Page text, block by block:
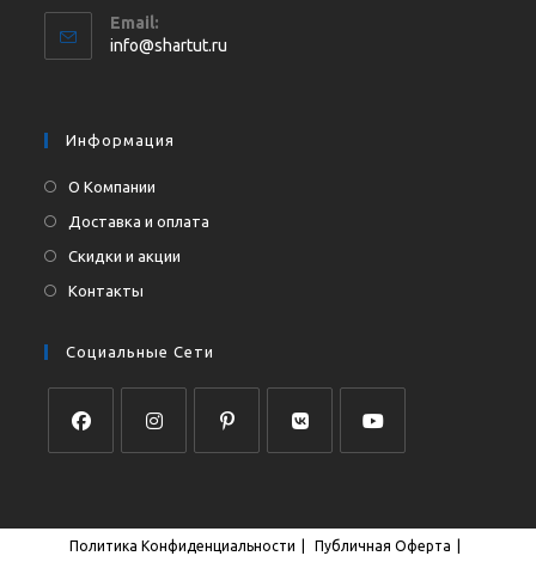
в
вашем
Email:
info@shartut.ru
Информация
О Компании
Доставка и оплата
Скидки и акции
Контакты
Социальные Сети
новой
вкладке
новой
вкладке
новой
вкладке
новой
вкладке
новой
вкладке
Политика Конфиденциальности
Публичная Оферта